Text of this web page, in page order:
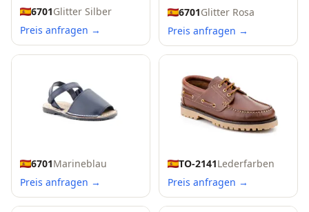
6701Glitter Silber
Preis anfragen →
6701Glitter Rosa
Preis anfragen →
6701Marineblau
Preis anfragen →
TO-2141Lederfarben
Preis anfragen →